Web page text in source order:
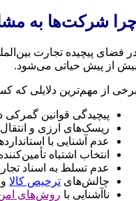
شرکت‌ها به
فضای پیچیده تجارت
از پیش حیاتی می‌شود.
از مهم‌ترین دلایلی که
پیچیدگی قوانین
ریسک‌های ارزی و انتقال
عدم آشنایی با
انتخاب اشتباه
عدم تسلط به اسناد
چالش‌های ترخیص کالا
ناآشنایی با روش‌های